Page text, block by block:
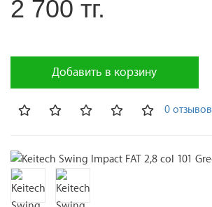
2 700 тг.
Добавить в корзину
0 отзывов